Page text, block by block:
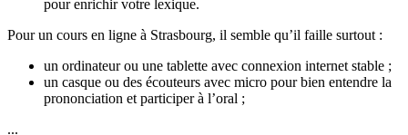
pour enrichir votre lexique.
Pour un cours en ligne à Strasbourg, il semble qu’il faille surtout :
un ordinateur ou une tablette avec connexion internet stable ;
un casque ou des écouteurs avec micro pour bien entendre la
prononciation et participer à l’oral ;
...